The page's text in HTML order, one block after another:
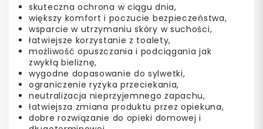
skuteczna ochrona w ciągu dnia,
większy komfort i poczucie bezpieczeństwa,
wsparcie w utrzymaniu skóry w suchości,
łatwiejsze korzystanie z toalety,
możliwość opuszczania i podciągania jak
zwykłą bieliznę,
wygodne dopasowanie do sylwetki,
ograniczenie ryzyka przeciekania,
neutralizacja nieprzyjemnego zapachu,
łatwiejsza zmiana produktu przez opiekuna,
dobre rozwiązanie do opieki domowej i